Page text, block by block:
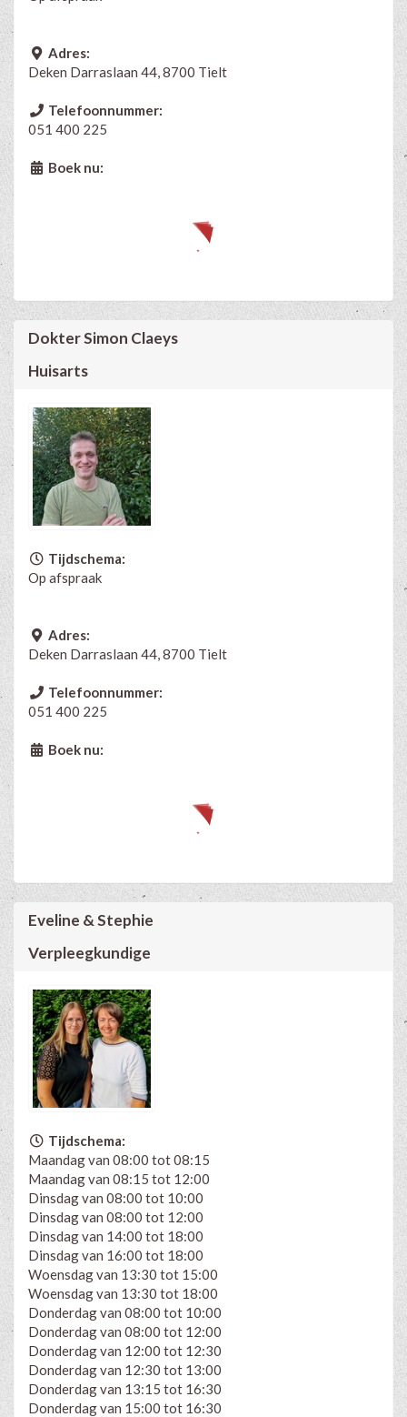
Adres:
Deken Darraslaan 44, 8700 Tielt
Telefoonnummer:
051 400 225
Boek nu:
Dokter Simon Claeys
Huisarts
Tijdschema:
Op afspraak
Adres:
Deken Darraslaan 44, 8700 Tielt
Telefoonnummer:
051 400 225
Boek nu:
Eveline & Stephie
Verpleegkundige
Tijdschema:
Maandag van 08:00 tot 08:15
Maandag van 08:15 tot 12:00
Dinsdag van 08:00 tot 10:00
Dinsdag van 08:00 tot 12:00
Dinsdag van 14:00 tot 18:00
Dinsdag van 16:00 tot 18:00
Woensdag van 13:30 tot 15:00
Woensdag van 13:30 tot 18:00
Donderdag van 08:00 tot 10:00
Donderdag van 08:00 tot 12:00
Donderdag van 12:00 tot 12:30
Donderdag van 12:30 tot 13:00
Donderdag van 13:15 tot 16:30
Donderdag van 15:00 tot 16:30